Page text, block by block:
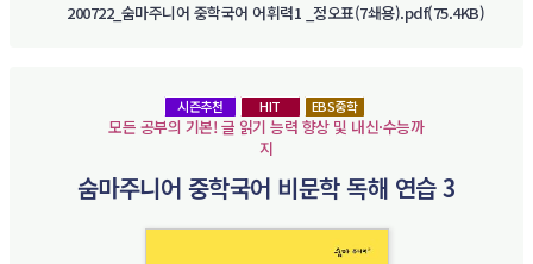
200722_숨마주니어 중학국어 어휘력1 _정오표(7쇄용).pdf(75.4KB)
시즌추천 HIT EBS중학
모든 공부의 기본! 글 읽기 능력 향상 및 내신·수능까
지
숨마주니어 중학국어 비문학 독해 연습 3